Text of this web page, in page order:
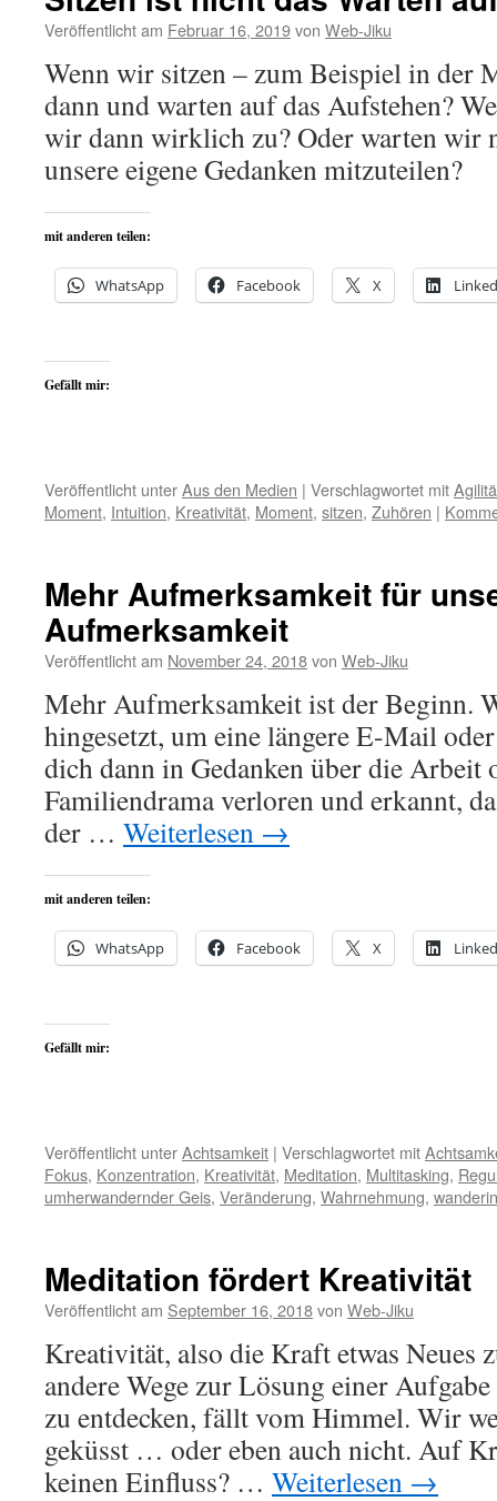
Veröffentlicht am Februar 16, 2019von Web-Jiku
Wenn wir sitzen – zum Beispiel in der
dann und warten auf das Aufstehen?
wir dann wirklich zu? Oder warten wir
unsere eigene Gedanken mitzuteilen?
mit anderen teilen:
WhatsApp Facebook X
Gefällt mir:
Veröffentlicht unterAus den Medien | Verschlagwortet mit
Moment, Intuition, Kreativität, Moment, sitzen, Zuhören |
Mehr Aufmerksamkeit für
Aufmerksamkeit
Veröffentlicht am November 24, 2018von Web-Jiku
Mehr Aufmerksamkeit ist der Beginn.
hingesetzt, um eine längere E-Mail
dich dann in Gedanken über die Arbeit
Familiendrama verloren und erkannt,
der … Weiterlesen →
mit anderen teilen:
WhatsApp Facebook X
Gefällt mir:
Veröffentlicht unterAchtsamkeit | Verschlagwortet mit
Fokus, Konzentration, Kreativität, Meditation, Multitasking,
umherwandernder Geis, Veränderung, Wahrnehmung,
Meditation fördert Kreativität
Veröffentlicht am September 16, 2018von Web-Jiku
Kreativität, also die Kraft etwas Neues
andere Wege zur Lösung einer
zu entdecken, fällt vom Himmel. Wir
geküsst … oder eben auch nicht. Auf
keinen Einfluss? … Weiterlesen →